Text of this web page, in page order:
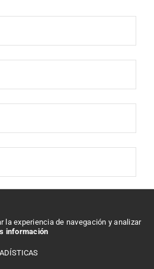
la experiencia de navegación y analizar
información